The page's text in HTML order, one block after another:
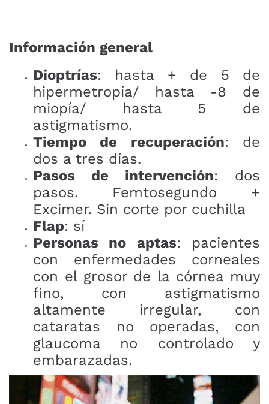
Información general
Dioptrías: hasta + de 5 de
hipermetropía/ hasta -8 de
miopía/ hasta 5 de
astigmatismo.
Tiempo de recuperación: de
dos a tres días.
Pasos de intervención: dos
pasos. Femtosegundo +
Excimer. Sin corte por cuchilla
Flap: sí
Personas no aptas: pacientes
con enfermedades corneales
con el grosor de la córnea muy
fino, con astigmatismo
altamente irregular, con
cataratas no operadas, con
glaucoma no controlado y
embarazadas.